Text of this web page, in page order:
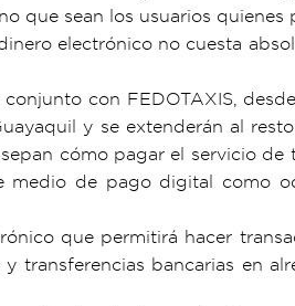
que sean los usuarios
electrónico no cuesta
con FEDOTAXIS,
y se extenderán al
cómo pagar el servicio
de pago digital como
que permitirá hacer
transferencias bancarias en